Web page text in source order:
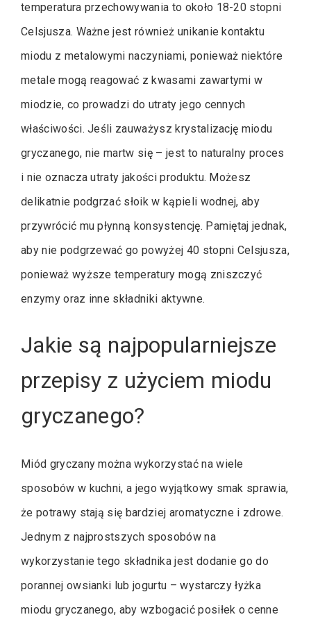
temperatura przechowywania to około 18-20 stopni
Celsjusza. Ważne jest również unikanie kontaktu
miodu z metalowymi naczyniami, ponieważ niektóre
metale mogą reagować z kwasami zawartymi w
miodzie, co prowadzi do utraty jego cennych
właściwości. Jeśli zauważysz krystalizację miodu
gryczanego, nie martw się – jest to naturalny proces
i nie oznacza utraty jakości produktu. Możesz
delikatnie podgrzać słoik w kąpieli wodnej, aby
przywrócić mu płynną konsystencję. Pamiętaj jednak,
aby nie podgrzewać go powyżej 40 stopni Celsjusza,
ponieważ wyższe temperatury mogą zniszczyć
enzymy oraz inne składniki aktywne.
Jakie są najpopularniejsze
przepisy z użyciem miodu
gryczanego?
Miód gryczany można wykorzystać na wiele
sposobów w kuchni, a jego wyjątkowy smak sprawia,
że potrawy stają się bardziej aromatyczne i zdrowe.
Jednym z najprostszych sposobów na
wykorzystanie tego składnika jest dodanie go do
porannej owsianki lub jogurtu – wystarczy łyżka
miodu gryczanego, aby wzbogacić posiłek o cenne